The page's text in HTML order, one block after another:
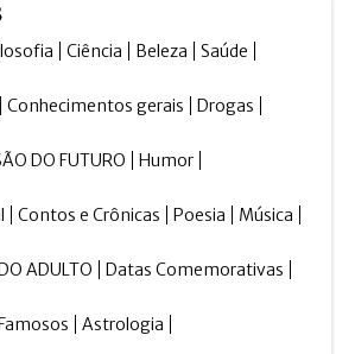
Ciência Beleza Saúde
Conhecimentos gerais Drogas
DO FUTURO Humor
Contos e Crônicas Poesia Música
ADULTO Datas Comemorativas
Astrologia